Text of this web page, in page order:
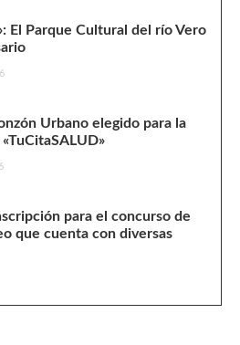
El Parque Cultural del río Vero
Urbano elegido para la
para el concurso de
que cuenta con diversas